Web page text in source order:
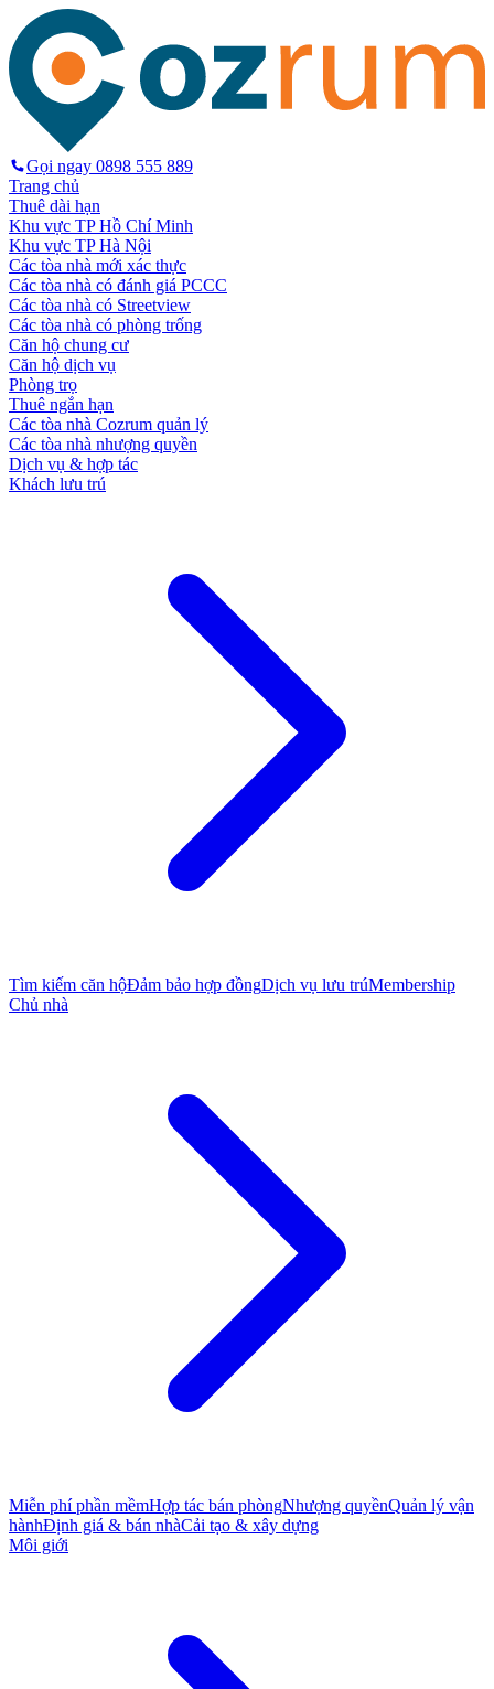
Gọi ngay 0898 555 889
Trang chủ
Thuê dài hạn
Khu vực TP Hồ Chí Minh
Khu vực TP Hà Nội
Các tòa nhà mới xác thực
Các tòa nhà có đánh giá PCCC
Các tòa nhà có Streetview
Các tòa nhà có phòng trống
Căn hộ chung cư
Căn hộ dịch vụ
Phòng trọ
Thuê ngắn hạn
Các tòa nhà Cozrum quản lý
Các tòa nhà nhượng quyền
Dịch vụ & hợp tác
Khách lưu trú
Tìm kiếm căn hộĐảm bảo hợp đồngDịch vụ lưu trúMembership
Chủ nhà
Miễn phí phần mềmHợp tác bán phòngNhượng quyềnQuản lý vận
hànhĐịnh giá & bán nhàCải tạo & xây dựng
Môi giới